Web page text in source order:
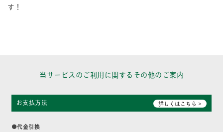
す！
当サービスのご利用に関するその他のご案内
お支払方法 詳しくはこちら >
●代金引換